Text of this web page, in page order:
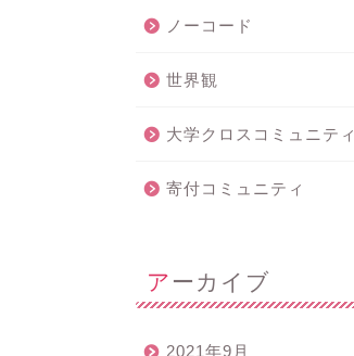
ノーコード
世界観
大学クロスコミュニティ
寄付コミュニティ
アーカイブ
2021年9月